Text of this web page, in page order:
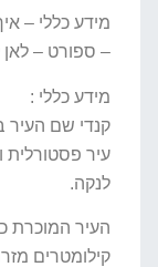
מידע כללי –
– ספורט –
מידע כללי :
קנדי שם העיר
עיר פסטורלית
לנקה.
קילומטרים